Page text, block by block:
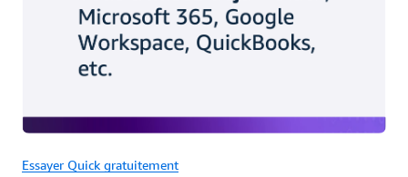
Essayer Quick gratuitement